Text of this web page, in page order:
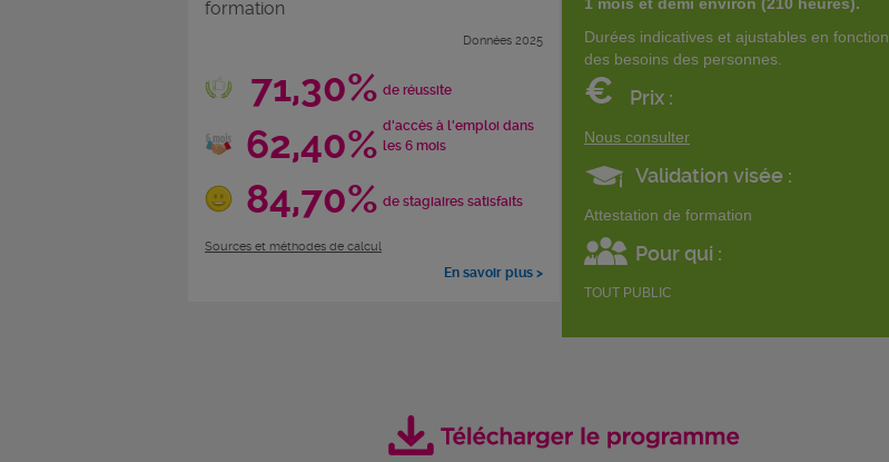
formation
Données 2025
71,30% de réussite
62,40% d'accès à l'emploi dans
les 6 mois
84,70% de stagiaires satisfaits
Sources et méthodes de calcul
En savoir plus >
Durées indicatives et ajustables en fonction
des besoins des personnes.
€ Prix :
Nous consulter
Validation visée :
Attestation de formation
Pour qui :
TOUT PUBLIC